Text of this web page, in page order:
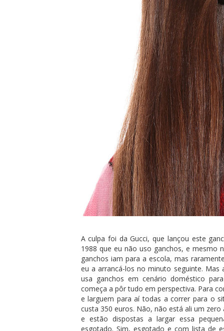
A culpa foi da Gucci, que lançou este
1988 que eu não uso ganchos, e mesmo
ganchos iam para a escola, mas
eu a arrancá-los no minuto seguinte.
usa ganchos em cenário doméstico
começa a pôr tudo em perspectiva. Para
e larguem para aí todas a correr para o
custa 350 euros. Não, não está ali um
e estão dispostas a largar essa
esgotado. Sim, esgotado e com lista de